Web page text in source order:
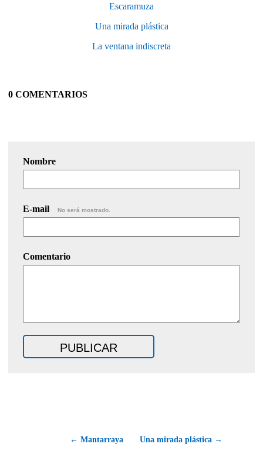
Escaramuza
Una mirada plástica
La ventana indiscreta
0 COMENTARIOS
Nombre
E-mail No será mostrado.
Comentario
← Mantarraya Una mirada plástica →